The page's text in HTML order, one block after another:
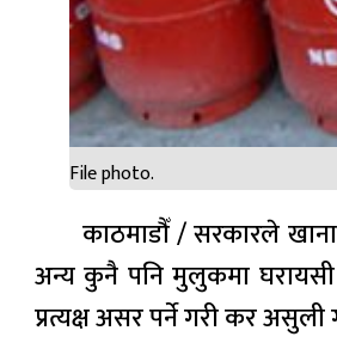
File photo.
काठमाडौँ / सरकारले
अन्य कुनै पनि मुलुकमा घरायसी
प्रत्यक्ष असर पर्ने गरी कर